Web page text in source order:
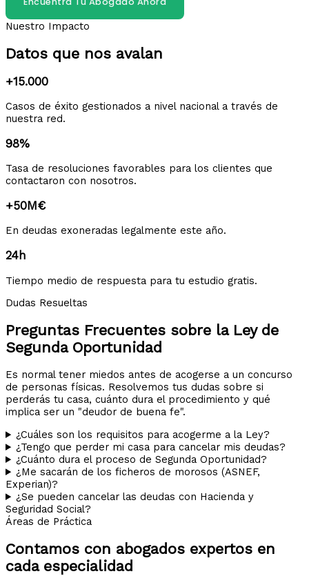
Nuestro Impacto
Datos que nos avalan
+15.000
Casos de éxito gestionados a nivel nacional a través de
nuestra red.
98%
Tasa de resoluciones favorables para los clientes que
contactaron con nosotros.
+50M€
En deudas exoneradas legalmente este año.
24h
Tiempo medio de respuesta para tu estudio gratis.
Dudas Resueltas
Preguntas Frecuentes sobre la Ley de
Segunda Oportunidad
Es normal tener miedos antes de acogerse a un concurso
de personas físicas. Resolvemos tus dudas sobre si
perderás tu casa, cuánto dura el procedimiento y qué
implica ser un "deudor de buena fe".
¿Cuáles son los requisitos para acogerme a la Ley?
¿Tengo que perder mi casa para cancelar mis deudas?
¿Cuánto dura el proceso de Segunda Oportunidad?
¿Me sacarán de los ficheros de morosos (ASNEF,
Experian)?
¿Se pueden cancelar las deudas con Hacienda y
Seguridad Social?
Áreas de Práctica
Contamos con abogados expertos en
cada especialidad